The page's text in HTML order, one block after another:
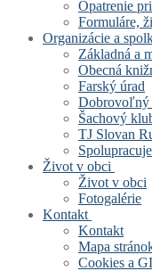
Opatrenie
Formuláre,
Organizácie a
Základná a
Obecná
Farský úrad
Dobrovoľný
Šachový
TJ Slovan
Život v obci
Život v obci
Fotogalérie
Kontakt
Kontakt
Mapa
Cookies a